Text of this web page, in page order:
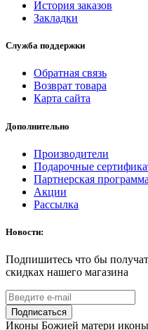
История заказов
Закладки
Служба поддержки
Обратная связь
Возврат товара
Карта сайта
Дополнительно
Производители
Подарочные
Партнерская программа
Акции
Рассылка
Новости:
Подпишитесь что бы
скидках нашего магазина
Подписаться
Иконы Божией матери